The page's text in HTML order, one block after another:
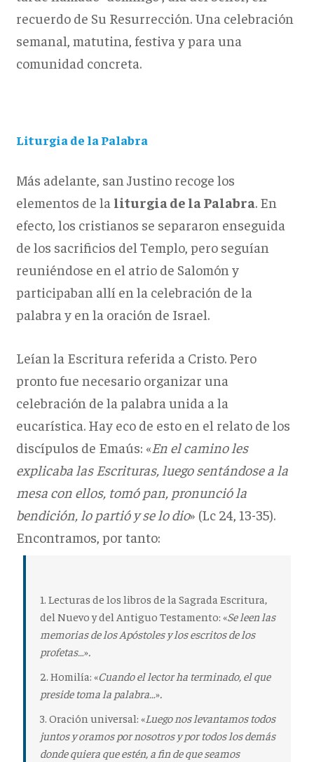
recuerdo de Su Resurrección. Una celebración
semanal, matutina, festiva y para una
comunidad concreta.
Liturgia de la Palabra
Más adelante, san Justino recoge los
elementos de la liturgia de la Palabra. En
efecto, los cristianos se separaron enseguida
de los sacrificios del Templo, pero seguían
reuniéndose en el atrio de Salomón y
participaban allí en la celebración de la
palabra y en la oración de Israel.
Leían la Escritura referida a Cristo. Pero
pronto fue necesario organizar una
celebración de la palabra unida a la
eucarística. Hay eco de esto en el relato de los
discípulos de Emaús: «En el camino les
explicaba las Escrituras, luego sentándose a la
mesa con ellos, tomó pan, pronunció la
bendición, lo partió y se lo dio» (Lc 24, 13-35).
Encontramos, por tanto:
1. Lecturas de los libros de la Sagrada Escritura,
del Nuevo y del Antiguo Testamento: «Se leen las
memorias de los Apóstoles y los escritos de los
profetas… ».
2. Homilía: «Cuando el lector ha terminado, el que
preside toma la palabra… ».
3. Oración universal: «Luego nos levantamos todos
juntos y oramos por nosotros y por todos los demás
donde quiera que estén, a fin de que seamos